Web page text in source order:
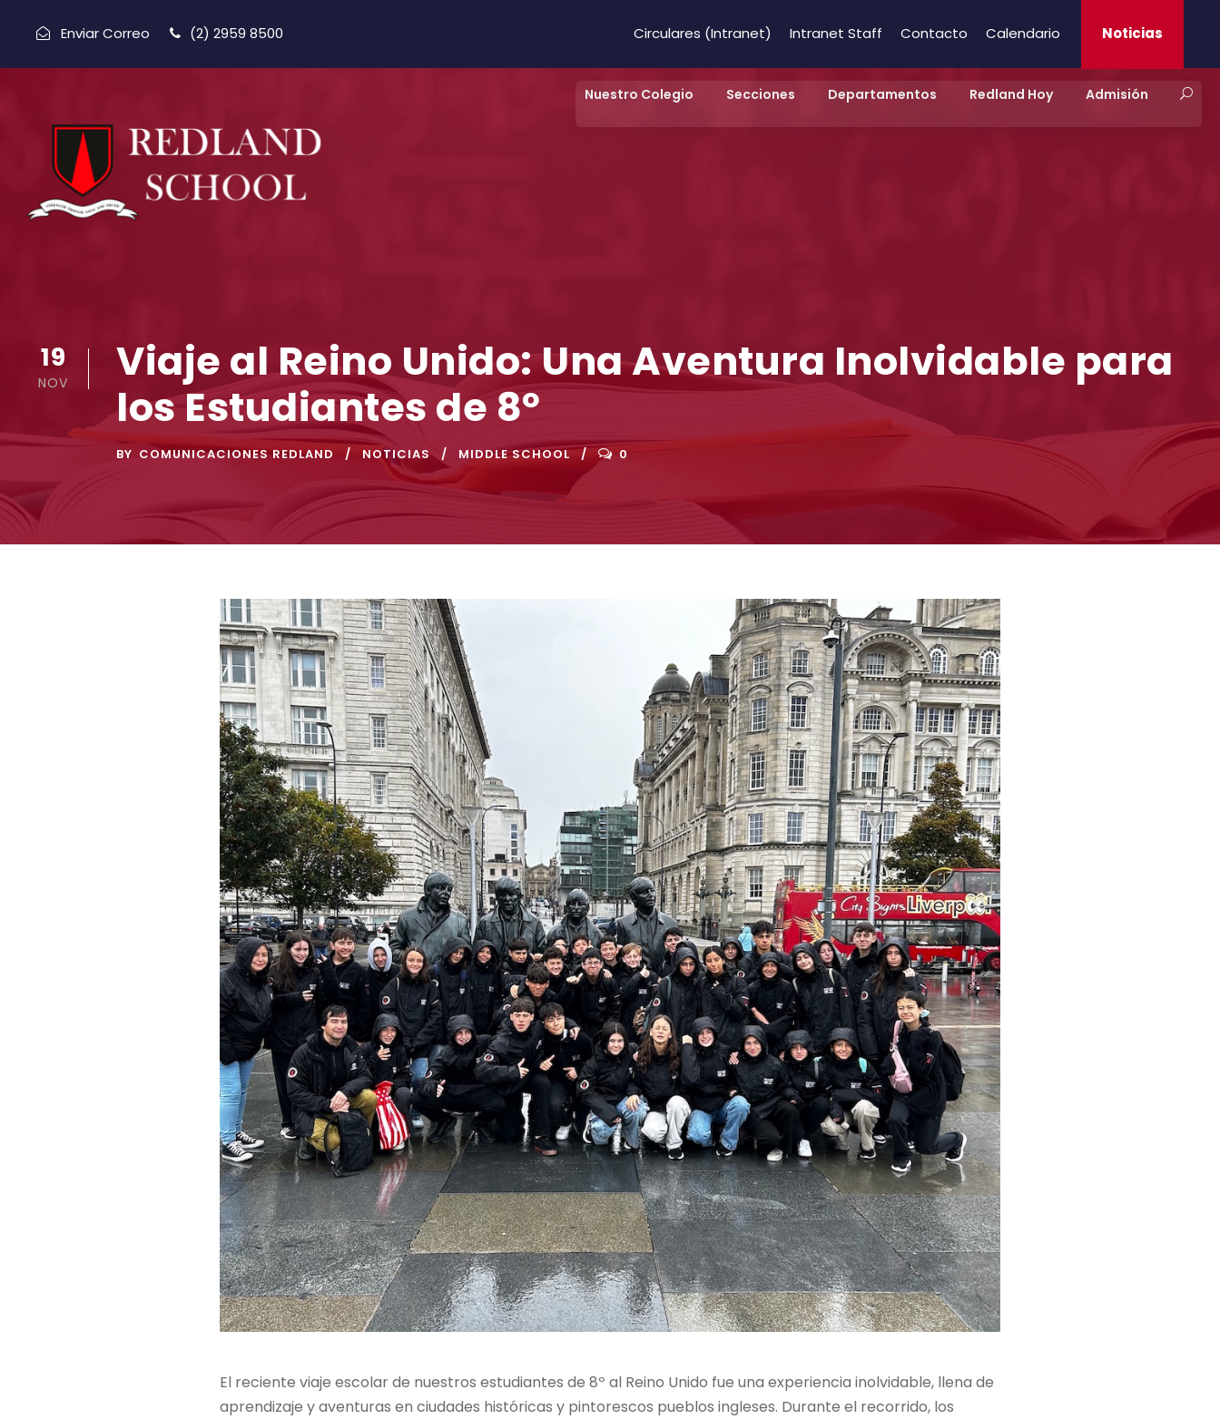
Enviar Correo (2) 2959 8500 Circulares (Intranet) Intranet Staff Contacto Calendario Noticias
Nuestro Colegio Secciones Departamentos Redland Hoy Admisión
19
NOV
Viaje al Reino Unido: Una Aventura Inolvidable para
los Estudiantes de 8º
BY COMUNICACIONES REDLAND NOTICIAS MIDDLE SCHOOL 0
El reciente viaje escolar de nuestros estudiantes de 8º al Reino Unido fue una experiencia inolvidable, llena de
aprendizaje y aventuras en ciudades históricas y pintorescos pueblos ingleses. Durante el recorrido, los